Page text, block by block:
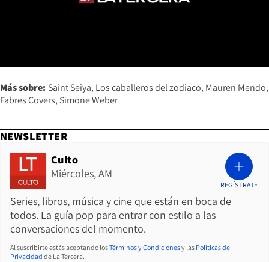
Más sobre: Saint Seiya Los caballeros del zodiaco Mauren Mendo
Fabres Covers Simone Weber
NEWSLETTER
Culto
Miércoles, AM
Series, libros, música y cine que están en boca de
todos. La guía pop para entrar con estilo a las
conversaciones del momento.
REGÍSTRATE
Al suscribirte estás aceptando losTérminos y Condicionesy las Políticas de
Privacidad de La Tercera.